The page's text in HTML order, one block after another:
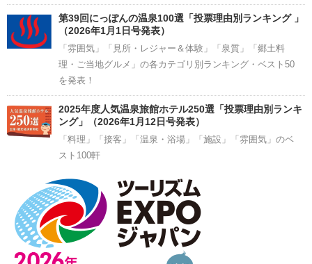
第39回にっぽんの温泉100選「投票理由別ランキング 」
（2026年1月1日号発表）
「雰囲気」「見所・レジャー＆体験」「泉質」「郷土料
理・ご当地グルメ」の各カテゴリ別ランキング・ベスト50
を発表！
2025年度人気温泉旅館ホテル250選「投票理由別ランキ
ング」（2026年1月12日号発表）
「料理」「接客」「温泉・浴場」「施設」「雰囲気」のベ
スト100軒